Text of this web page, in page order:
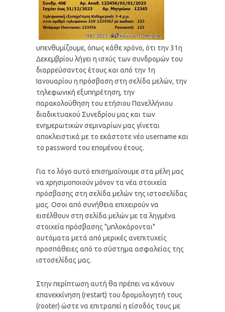
υπενθυμίζουμε, όπως κάθε χρόνο, ότι την 31η
Δεκεμβρίου λήγει η ισχύς των συνδρομών του
διαρρεύσαντος έτους και από την 1η
Ιανουαρίου η πρόσβαση στη σελίδα μελών, την
τηλεφωνική εξυπηρέτηση, την
παρακολούθηση του ετήσιου Πανελλήνιου
διαδικτυακού Συνεδρίου μας και των
ενημερωτικών σεμιναρίων μας γίνεται
αποκλειστικά με το εκάστοτε νέο username και
το password του επομένου έτους.
Για το λόγο αυτό επισημαίνουμε στα μέλη μας
να χρησιμοποιούν μόνον τα νέα στοιχεία
πρόσβασης στη σελίδα μελών της ιστοσελίδας
μας. Οσοι από συνήθεια επιχειρούν να
εισέλθουν στη σελίδα μελών με τα ληγμένα
στοιχεία πρόσβασης "μπλοκάρονται"
αυτόματα μετά από μερικές ανεπιτυχείς
προσπάθειες από το σύστημα ασφαλείας της
ιστοσελίδας μας.
Στην περίπτωση αυτή θα πρέπει να κάνουν
επανεκκίνηση (restart) του δρομολογητή τους
(rooter) ώστε να επιτραπεί η είσοδός τους με